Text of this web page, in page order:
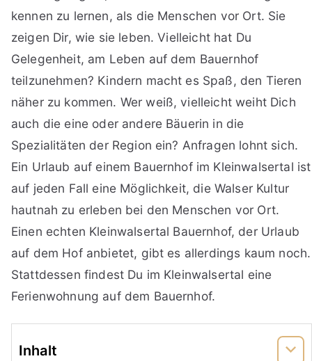
kennen zu lernen, als die Menschen vor Ort. Sie
zeigen Dir, wie sie leben. Vielleicht hat Du
Gelegenheit, am Leben auf dem Bauernhof
teilzunehmen? Kindern macht es Spaß, den Tieren
näher zu kommen. Wer weiß, vielleicht weiht Dich
auch die eine oder andere Bäuerin in die
Spezialitäten der Region ein? Anfragen lohnt sich.
Ein Urlaub auf einem Bauernhof im Kleinwalsertal ist
auf jeden Fall eine Möglichkeit, die Walser Kultur
hautnah zu erleben bei den Menschen vor Ort.
Einen echten Kleinwalsertal Bauernhof, der Urlaub
auf dem Hof anbietet, gibt es allerdings kaum noch.
Stattdessen findest Du im Kleinwalsertal eine
Ferienwohnung auf dem Bauernhof.
Inhalt